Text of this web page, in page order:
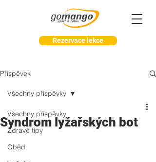
Rezervace lekce
Příspěvek
Všechny příspěvky
Zdravé tipy
Oběd
Všechny příspěvky
Syndrom lyžařských bot